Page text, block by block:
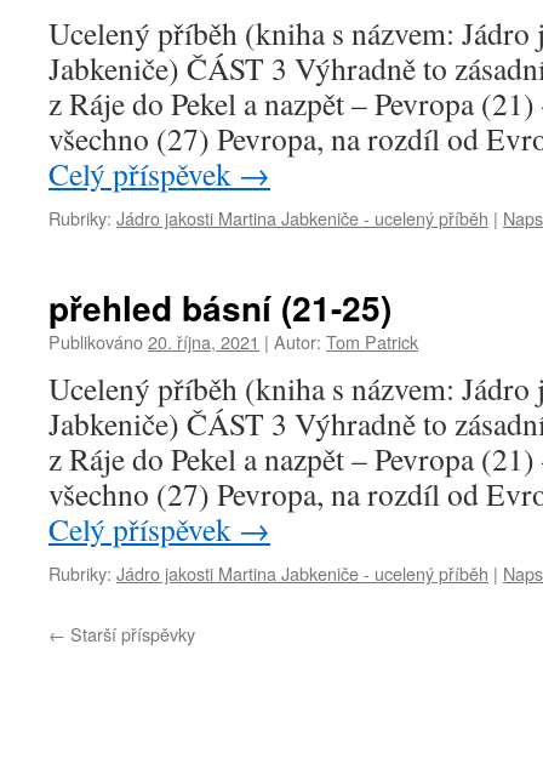
Ucelený příběh (kniha s názvem:
Jabkeniče) ČÁST 3 Výhradně to
z Ráje do Pekel a nazpět – Pevropa
všechno (27) Pevropa, na rozdíl od
Celý příspěvek →
Rubriky: Jádro jakosti Martina Jabkeniče - ucelený příběh |
přehled básní (21-25)
Publikováno20. října, 2021 | Autor: Tom Patrick
Ucelený příběh (kniha s názvem:
Jabkeniče) ČÁST 3 Výhradně to
z Ráje do Pekel a nazpět – Pevropa
všechno (27) Pevropa, na rozdíl od
Celý příspěvek →
Rubriky: Jádro jakosti Martina Jabkeniče - ucelený příběh |
← Starší příspěvky